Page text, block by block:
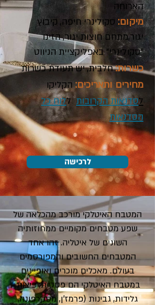
הארוחה
מיקום: סקולינרי חיפה, קיבוץ
יגור,מתחם חוצות יגור, הזינו
"סקולינרי" באפליקציית הניווט
כשרות:חלבית, יש תעודת כשרות
מחירים ותאריכים:הקליקו
לסדנאות הקרובותללוח כל
הסדנאות
לרכישה
המטבח האיטלקי מורכב מהכלאה של
שפע מטבחים מקומיים ממחוזותיה
השונים של איטליה. זהו אחד
המטבחים החשובים והמפורסמים
בעולם. מאכלים מוכרים ואופיינים
במטבח האיטלקי הם פסטות, פיצות,
גלידות, גבינות (פרמז'ן, מסקרפונה,